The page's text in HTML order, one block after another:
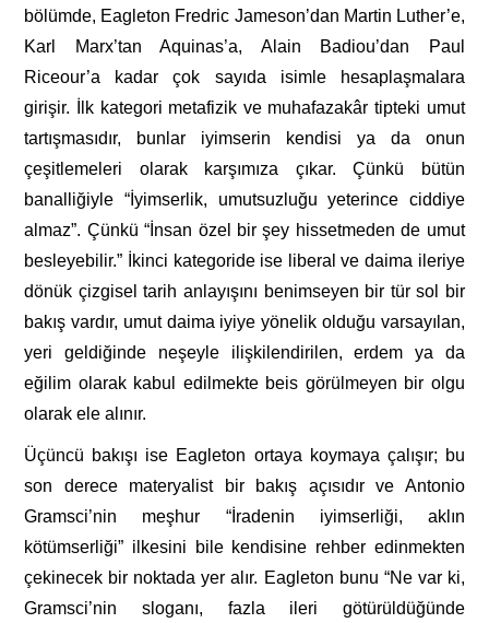
bölümde, Eagleton Fredric Jameson’dan Martin Luther’e,
Karl Marx’tan Aquinas’a, Alain Badiou’dan Paul
Riceour’a kadar çok sayıda isimle hesaplaşmalara
girişir. İlk kategori metafizik ve muhafazakâr tipteki umut
tartışmasıdır, bunlar iyimserin kendisi ya da onun
çeşitlemeleri olarak karşımıza çıkar. Çünkü bütün
banalliğiyle “İyimserlik, umutsuzluğu yeterince ciddiye
almaz”. Çünkü “İnsan özel bir şey hissetmeden de umut
besleyebilir.” İkinci kategoride ise liberal ve daima ileriye
dönük çizgisel tarih anlayışını benimseyen bir tür sol bir
bakış vardır, umut daima iyiye yönelik olduğu varsayılan,
yeri geldiğinde neşeyle ilişkilendirilen, erdem ya da
eğilim olarak kabul edilmekte beis görülmeyen bir olgu
olarak ele alınır.
Üçüncü bakışı ise Eagleton ortaya koymaya çalışır; bu
son derece materyalist bir bakış açısıdır ve Antonio
Gramsci’nin meşhur “İradenin iyimserliği, aklın
kötümserliği” ilkesini bile kendisine rehber edinmekten
çekinecek bir noktada yer alır. Eagleton bunu “Ne var ki,
Gramsci’nin sloganı, fazla ileri götürüldüğünde